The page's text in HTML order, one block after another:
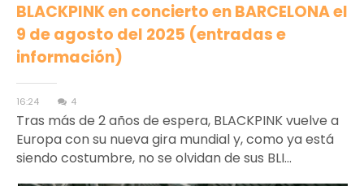
BLACKPINK en concierto en BARCELONA el
9 de agosto del 2025 (entradas e
información)
16:24 4
Tras más de 2 años de espera, BLACKPINK vuelve a
Europa con su nueva gira mundial y, como ya está
siendo costumbre, no se olvidan de sus BLI...